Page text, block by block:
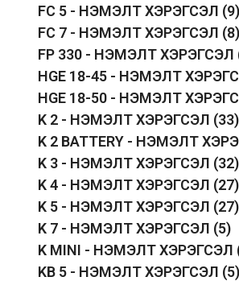
FC 5 - НЭМЭЛТ ХЭРЭГСЭЛ (9)
FC 7 - НЭМЭЛТ ХЭРЭГСЭЛ (8)
FP 330 - НЭМЭЛТ ХЭРЭГСЭЛ
HGE 18-45 - НЭМЭЛТ
HGE 18-50 - НЭМЭЛТ
K 2 - НЭМЭЛТ ХЭРЭГСЭЛ (33)
K 2 BATTERY - НЭМЭЛТ
K 3 - НЭМЭЛТ ХЭРЭГСЭЛ (32)
K 4 - НЭМЭЛТ ХЭРЭГСЭЛ (27)
K 5 - НЭМЭЛТ ХЭРЭГСЭЛ (27)
K 7 - НЭМЭЛТ ХЭРЭГСЭЛ (5)
K MINI - НЭМЭЛТ ХЭРЭГСЭЛ
KB 5 - НЭМЭЛТ ХЭРЭГСЭЛ (5)